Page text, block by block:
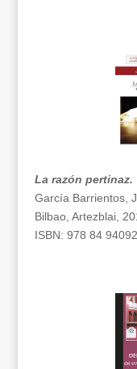
La razón
García Barrientos,
Bilbao, Artezblai,
ISBN: 978 84